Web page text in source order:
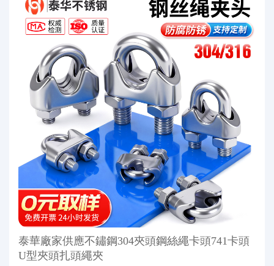
泰華廠家供應不鏽鋼304夾頭鋼絲繩卡頭741卡頭
U型夾頭扎頭繩夾